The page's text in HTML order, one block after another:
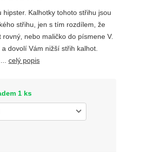
Kalhotky tohoto střihu jsou
střihu, jen s tím rozdílem, že
nebo maličko do písmene V.
dovolí Vám nižší střih kalhot.
celý popis
1 ks